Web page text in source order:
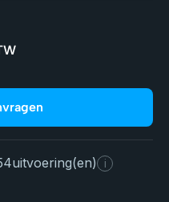
uitvoering(en) i